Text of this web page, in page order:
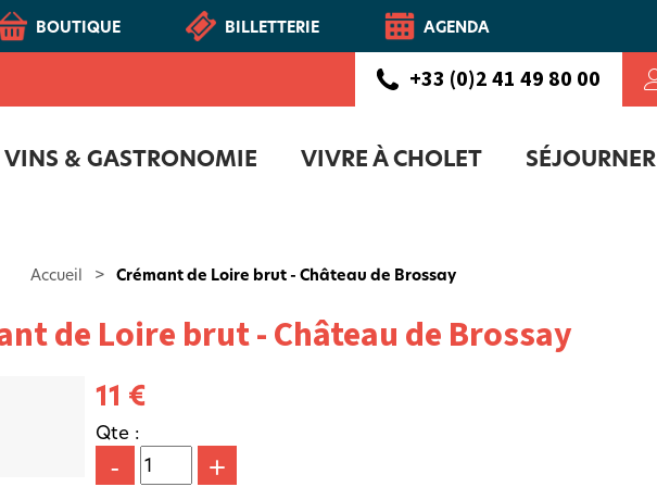
BOUTIQUE BILLETTERIE AGENDA
+33 (0)2 41 49 80 00
VINS & GASTRONOMIE VIVRE À CHOLET SÉJOURNER
Accueil > Crémant de Loire brut - Château de Brossay
de Loire brut - Château de Brossay
11 €
Qte :
- +